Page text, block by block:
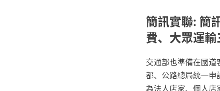
簡訊實聯: 簡
費、大眾運
交通部也準備在國
都、公路總局統一申
為法人店家、個人店